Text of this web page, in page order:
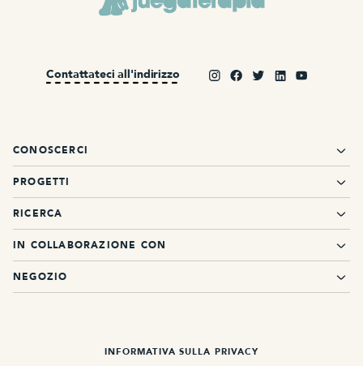
Contattateci all'indirizzo
CONOSCERCI
PROGETTI
RICERCA
IN COLLABORAZIONE CON
NEGOZIO
INFORMATIVA SULLA PRIVACY